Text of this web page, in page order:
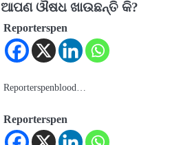
ଆପଣ ଔଷଧ ଖାଉଛନ୍ତି କି?
Reporterspen
Reporterspenblood…
Reporterspen